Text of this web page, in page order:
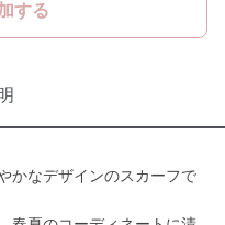
する
かなデザインのスカーフで